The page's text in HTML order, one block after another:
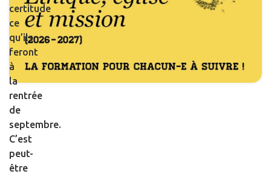
certitude
ce
qu’ils
feront
à
la
rentrée
de
septembre.
C’est
peut-
être